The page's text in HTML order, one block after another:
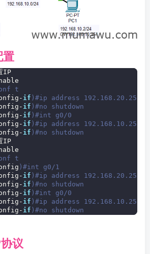
置
IP
t
if )#ip address 192.168.20.252
if )#no shutdown
if )#int g0/0
if )#ip address 192.168.10.252
if )#no shutdown
IP
t
)#int g0/1
if )#ip address 192.168.20.253
if )#no shutdown
if )#int g0/0
if )#ip address 192.168.10.253
if )#no shutdown
议